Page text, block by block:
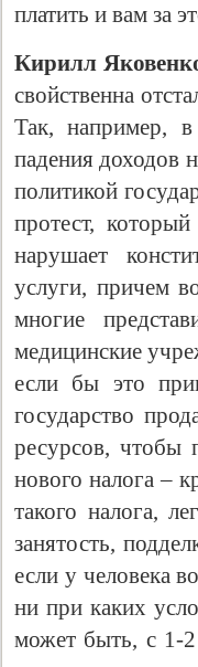
платить и вам за
Кирилл
свойственна
Так, например,
падения доходов
политикой
протест,
нарушает
услуги, причем
многие
медицинские
если бы это
государство
ресурсов, чтобы
нового налога –
такого налога,
занятость,
если у человека
ни при каких
может быть, с 1-